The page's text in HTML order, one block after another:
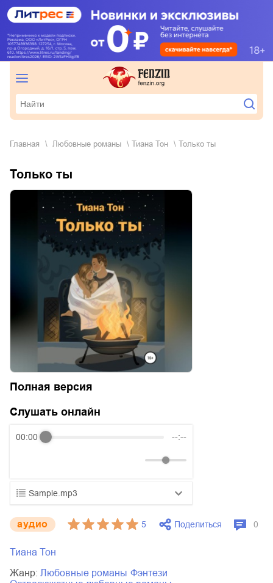
Главная любовные романы Тиана Тон Только ты
Только ты
Полная версия
Слушать онлайн
00:00 --:--
Sample.mp3
01.mp3
aудио 5 Поделиться 0
Тиана Тон
Жанр:
любовные романы
фэнтези